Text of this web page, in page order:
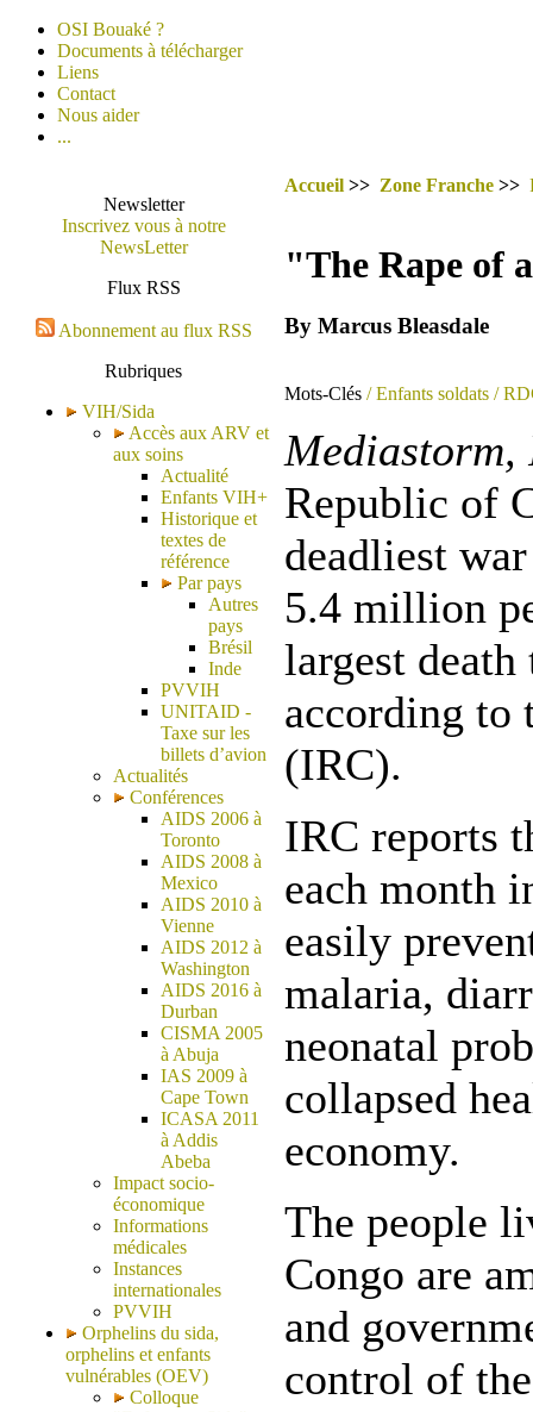
OSI Bouaké ?
Documents à télécharger
Liens
Contact
Nous aider
...
Newsletter
Inscrivez vous à notre
NewsLetter
Flux RSS
Abonnement au flux RSS
Rubriques
VIH/Sida
Accès aux ARV et
aux soins
Actualité
Enfants VIH+
Historique et
textes de
référence
Par pays
Autres
pays
Brésil
Inde
PVVIH
UNITAID -
Taxe sur les
billets d’avion
Actualités
Conférences
AIDS 2006 à
Toronto
AIDS 2008 à
Mexico
AIDS 2010 à
Vienne
AIDS 2012 à
Washington
AIDS 2016 à
Durban
CISMA 2005
à Abuja
IAS 2009 à
Cape Town
ICASA 2011
à Addis
Abeba
Impact socio-
économique
Informations
médicales
Instances
internationales
PVVIH
Orphelins du sida,
orphelins et enfants
vulnérables (OEV)
Colloque
Accueil >> Zone Franche >>
"The Rape of
By Marcus Bleasdale
Mots-Clés / Enfants soldats /
Mediastorm,
Republic of
deadliest
5.4 million
largest
according to
(IRC).
IRC reports
each month
easily
malaria,
neonatal
collapsed
economy.
The people
Congo are
and
control of